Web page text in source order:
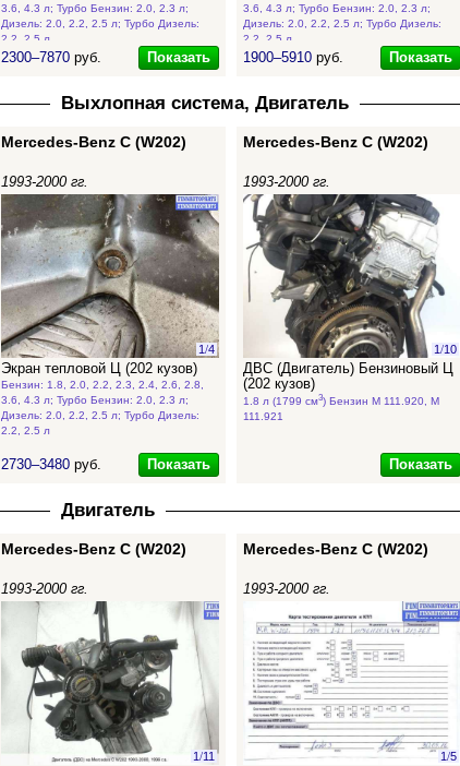
3.6, 4.3 л; Турбо Бензин: 2.0, 2.3 л;
Дизель: 2.0, 2.2, 2.5 л; Турбо Дизель:
2.2, 2.5 л
2300–7870 руб. Показать
3.6, 4.3 л; Турбо Бензин: 2.0, 2.3 л;
Дизель: 2.0, 2.2, 2.5 л; Турбо Дизель:
2.2, 2.5 л
1900–5910 руб. Показать
Выхлопная система, Двигатель
Mercedes-Benz C (W202)
1993-2000 гг.
1/4
Экран тепловой Ц (202 кузов)
Бензин: 1.8, 2.0, 2.2, 2.3, 2.4, 2.6, 2.8,
3.6, 4.3 л; Турбо Бензин: 2.0, 2.3 л;
Дизель: 2.0, 2.2, 2.5 л; Турбо Дизель:
2.2, 2.5 л
2730–3480 руб. Показать
Mercedes-Benz C (W202)
1993-2000 гг.
1/10
ДВС (Двигатель) Бензиновый Ц
(202 кузов)
1.8 л (1799 см3) Бензин M 111.920, M
111.921
Показать
Двигатель
Mercedes-Benz C (W202)
1993-2000 гг.
1/11
Mercedes-Benz C (W202)
1993-2000 гг.
1/5